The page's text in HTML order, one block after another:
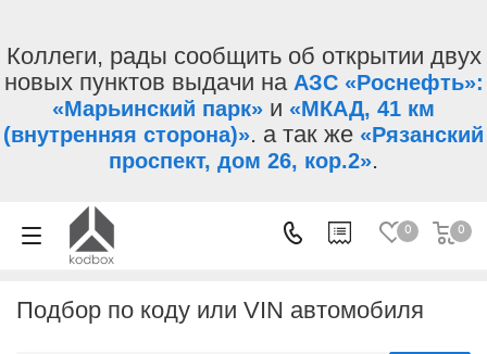
Коллеги, рады сообщить об открытии двух
новых пунктов выдачи на АЗС «Роснефть»:
«Марьинский парк» и «МКАД, 41 км
(внутренняя сторона)». а так же «Рязанский
проспект, дом 26, кор.2».
0 0
Подбор по коду или VIN автомобиля